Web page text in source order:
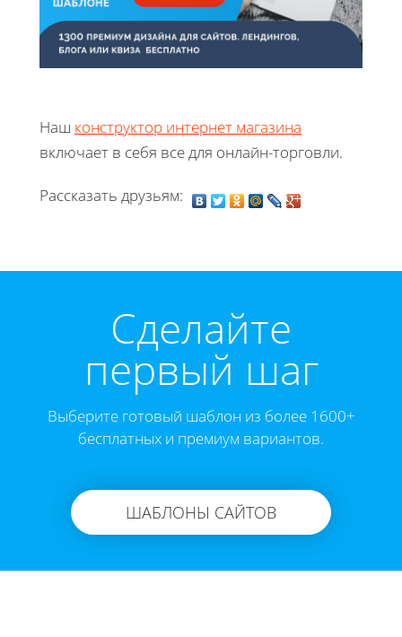
Наш конструктор интернет магазина
включает в себя все для онлайн-торговли.
Рассказать друзьям:
Cделайте
первый шаг
Выберите готовый шаблон из более 1600+
бесплатных и премиум вариантов.
ШАБЛОНЫ САЙТОВ